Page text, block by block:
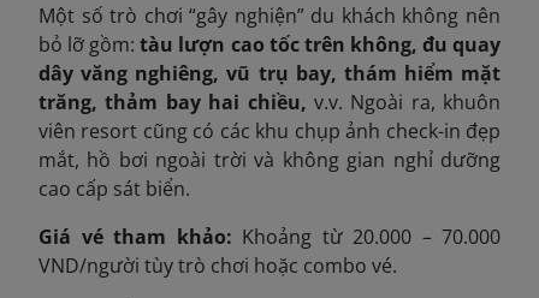
Một số trò chơi “gây nghiện” du khách không nên
bỏ lỡ gồm:tàu lượn cao tốc trên không, đu quay
dây văng nghiêng, vũ trụ bay, thám hiểm mặt
trăng, thảm bay hai chiều, v.v. Ngoài ra, khuôn
viên resort cũng có các khu chụp ảnh check-in đẹp
mắt, hồ bơi ngoài trời và không gian nghỉ dưỡng
cao cấp sát biển.
Giá vé tham khảo: Khoảng từ 20.000 – 70.000
VND/người tùy trò chơi hoặc combo vé.